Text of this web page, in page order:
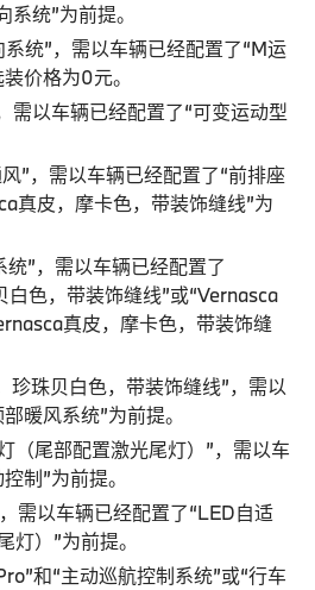
统”为前提。
统”，需以车辆已经配置了“M运
价格为0元。
需以车辆已经配置了“可变运动型
”，需以车辆已经配置了“前排座
真皮，摩卡色，带装饰缝线”为
”，需以车辆已经配置了
白色，带装饰缝线”或“Vernasca
真皮，摩卡色，带装饰缝
珍珠贝白色，带装饰缝线”，需以
暖风系统”为前提。
（尾部配置激光尾灯）”，需以车
制”为前提。
需以车辆已经配置了“LED自适
灯）”为前提。
和“主动巡航控制系统”或“行车